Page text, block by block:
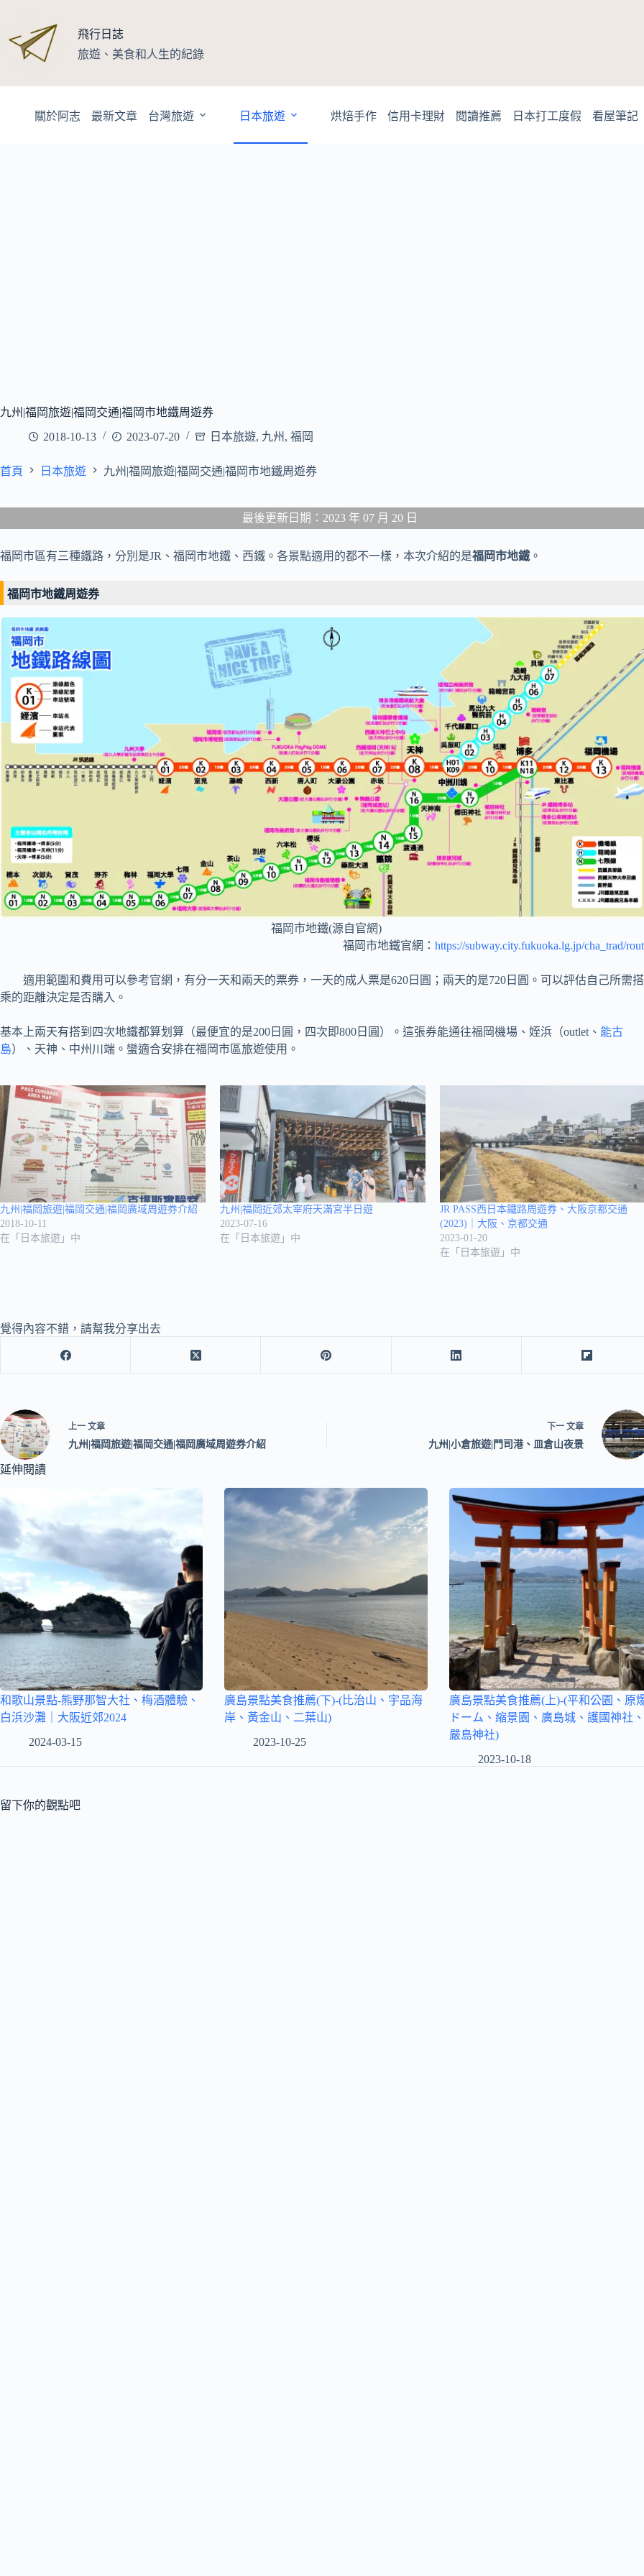
主
飛行日誌
旅遊、美食和人生的紀錄
關於阿志 最新文章 台灣旅遊 日本旅遊 烘焙手作 信用卡理財 閱讀推薦 日本打工度假 看屋筆記
九州|福岡旅遊|福岡交通|福岡市地鐵周遊券
2018-10-13
2023-07-20 日本旅遊, 九州 , 福岡
首頁 日本旅遊 九州|福岡旅遊|福岡交通|福岡市地鐵周遊券
最後更新日期：2023 年 07 月 20 日
福岡市區有三種鐵路，分別是JR、福岡市地鐵、西鐵。各景點適用的都不一樣，本次介紹的是福岡市地鐵 。
福岡市地鐵周遊券
福岡市地鐵(源自官網)
福岡市地鐵官網：https://subway.city.fukuoka.lg.jp/cha_trad/
適用範圍和費用可以參考官網，有分一天和兩天的票券，一天的成人票是620日圓；兩天的是720日圓。可以評估自己所需搭
乘的距離決定是否購入。
基本上兩天有搭到四次地鐵都算划算（最便宜的是200日圓，四次即800日圓）。這張券能通往福岡機場、姪浜（outlet、 能古
島）、天神、中州川端。蠻適合安排在福岡市區旅遊使用。
九州|福岡旅遊|福岡交通|福岡廣域周遊券介紹
2018-10-11
在「日本旅遊」中
九州|福岡近郊太宰府天滿宮半日遊
2023-07-16
在「日本旅遊」中
JR PASS西日本鐵路周遊券、大阪京都交通
(2023)｜大阪、京都交通
2023-01-20
在「日本旅遊」中
覺得內容不錯，請幫我分享出去
上一 文章
九州|福岡旅遊|福岡交通|福岡廣域周遊券介紹
下一文章
九州|小倉旅遊|門司港、皿倉山夜景
延伸閱讀
和歌山景點-熊野那智大社、梅酒體驗、
白浜沙灘｜大阪近郊2024
2024-03-15
廣島景點美食推薦(下)-(比治山、宇品海
岸、黃金山、二葉山)
2023-10-25
廣島景點美食推薦(上)-(平和公園、原
ドーム、縮景園、廣島城、護國神社、
嚴島神社)
2023-10-18
留下你的觀點吧